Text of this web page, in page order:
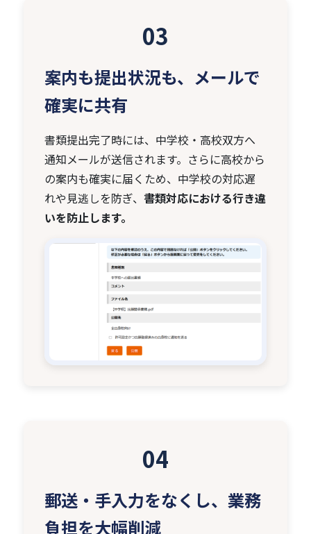
03
案内も提出状況も、メールで
確実に共有
書類提出完了時には、中学校・高校双方へ
通知メールが送信されます。さらに高校から
の案内も確実に届くため、中学校の対応遅
れや見逃しを防ぎ、書類対応における行き違
いを防止します。
04
郵送・手入力をなくし、業務
負担を大幅削減